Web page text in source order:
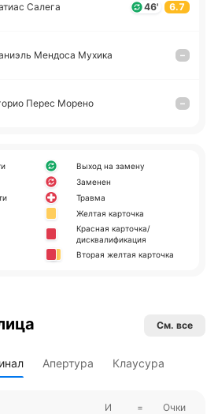
Салега 46' 6.7
Ме­ндо­са Мухика –
Перес Морено –
Выход на замену
Заменен
Травма
Желтая карточка
Красная карточка/
дисквалификация
Вторая желтая карточка
См. все
Апертура Клаусура
И = Очки